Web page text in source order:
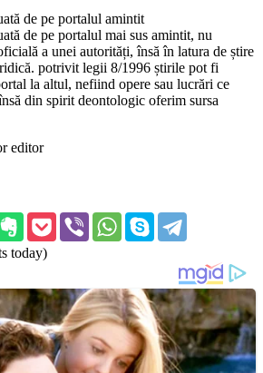
de pe portalul amintit
de pe portalul mai sus amintit, nu
a unei autorități, însă în latura de știre
potrivit legii 8/1996 știrile pot fi
la altul, nefiind opere sau lucrări ce
din spirit deontologic oferim sursa
editor
today)